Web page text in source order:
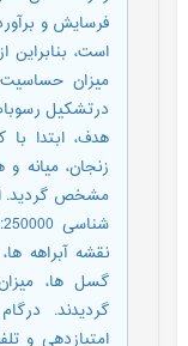
فرسایش و
است، بنابراین
میزان
درتشکیل
زنجان، میانه
مشخص گردید.
نقشه آبراهه
گسل ها،
گردیدند.
امتیازدهی و